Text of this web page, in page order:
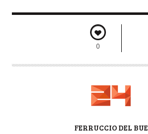
0
FERRUCCIO DEL BUE